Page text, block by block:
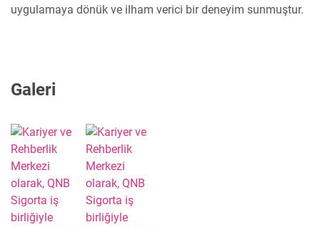
uygulamaya dönük ve ilham verici bir deneyim sunmuştur.
Galeri